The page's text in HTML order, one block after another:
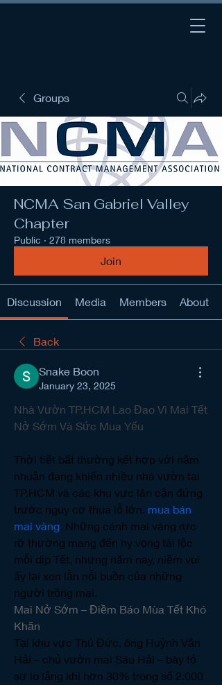
Groups
NCMA San Gabriel Valley
Chapter
Public · 278 members
Join
Discussion Media Members About
Back
Snake Boon
January 23, 2025
Nhà Vườn TP.HCM Lao Đao Vì Mai Tết
Nở Sớm Và Sức Mua Yếu
Thời tiết bất thường kết hợp với năm
nhuận đang khiến nhiều nhà vườn tại
TP.HCM và các khu vực lân cận đứng
trước nguy cơ thua lỗ lớn. mua bán
mai vàng. Những cánh mai vàng rực
rỡ thường mang đến hy vọng tài lộc
mỗi dịp Tết, nhưng năm nay, niềm vui
ấy lại xen lẫn nỗi buồn của những
người trồng mai.
Mai Nở Sớm – Điềm Báo Mùa Tết Khó
Khăn
Tại khu vực Thủ Đức, ông Huỳnh Văn
Hải – chủ vườn mai Sáu Hải – bày tỏ
sự lo lắng khi hơn 30% trong số 2.000